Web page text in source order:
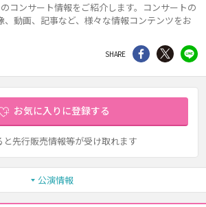
コンサート情報をご紹介します。コンサートの
、動画、記事など、様々な情報コンテンツをお
SHARE シェア Twitter
お気に入りに登録する
と先行販売情報等が受け取れます
公演情報